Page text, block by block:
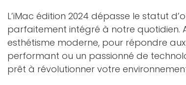
L’iMac édition 2024 dépasse le statut
parfaitement intégré à notre quotidien.
esthétisme moderne, pour répondre
performant ou un passionné de
prêt à révolutionner votre